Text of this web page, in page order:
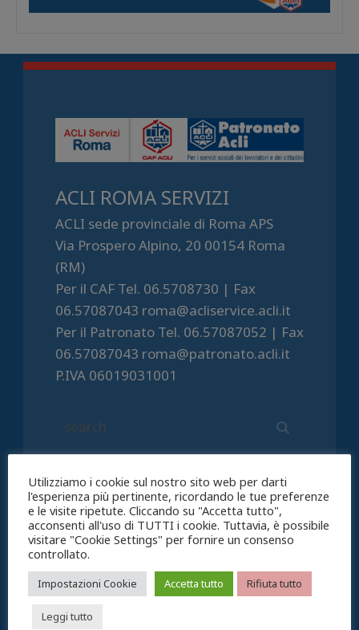
ACLI ROMA SERVIZI
ACLI sede provinciale di Roma APS
Via Prospero Alpino, 20 00154 Roma
(RM)
Per il CAF Tel. 06.5708730 | Fax
06.57087043 roma@acliservice.acli.it
Per il Patronato Tel. 06.57087052 | Fax
06.57087043 roma@patronato.acli.it
P.IVA 06019031001
Articoli recenti
Una casa, due comuni: le agevolazioni
restano
Agosto, il calendario Caf e Patronato
Supplemento pensione; come
richiederlo
Utilizziamo i cookie sul nostro sito web per darti
l'esperienza più pertinente, ricordando le tue preferenze
e le visite ripetute. Cliccando su "Accetta tutto",
acconsenti all'uso di TUTTI i cookie. Tuttavia, è possibile
visitare "Cookie Settings" per fornire un consenso
controllato.
Impostazioni Cookie Accetta tutto Rifiuta tutto
Leggi tutto